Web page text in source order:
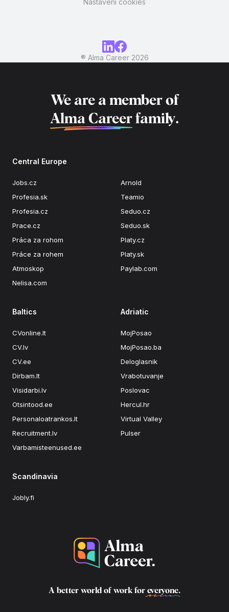
Nastavení cookies
® Alma Career2026
We are a member of
Alma Career family.
Central Europe
Jobs.cz
Profesia.sk
Profesia.cz
Prace.cz
Práca za rohom
Práce za rohem
Atmoskop
Nelisa.com
Arnold
Teamio
Seduo.cz
Seduo.sk
Platy.cz
Platy.sk
Paylab.com
Baltics
CVonline.lt
CV.lv
CV.ee
Dirbam.It
Visidarbi.lv
Otsintood.ee
Personaloatrankos.lt
Recruitment.lv
Varbamisteenused.ee
Adriatic
MojPosao
MojPosao.ba
Deloglasnik
Vrabotuvanje
Poslovac
Hercul.hr
Virtual Valley
Pulser
Scandinavia
Jobly.fi
A better world of work for everyone.